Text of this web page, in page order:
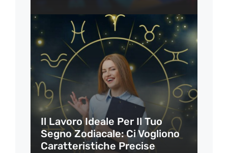
Il Lavoro Ideale Per Il Tuo
Segno Zodiacale: Ci Vogliono
Caratteristiche Precise